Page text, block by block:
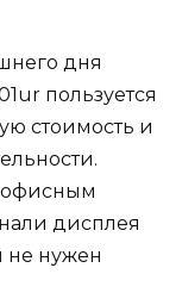
дня
пользуется
стоимость и
офисным
дисплея
не нужен